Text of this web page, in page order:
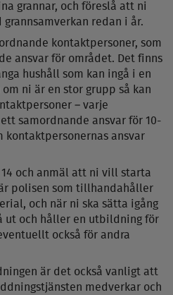
grannar, och föreslå att ni
grannsamverkan redan i år.
kontaktpersoner, som
ansvar för området. Det finns
hushåll som kan ingå i en
ni är en stor grupp så kan
– varje
samordnande ansvar för 10-
kontaktpersonernas ansvar
14 och anmäl att ni vill starta
polisen som tillhandahåller
och när ni ska sätta igång
ut och håller en utbildning för
också för andra
är det också vanligt att
medverkar och